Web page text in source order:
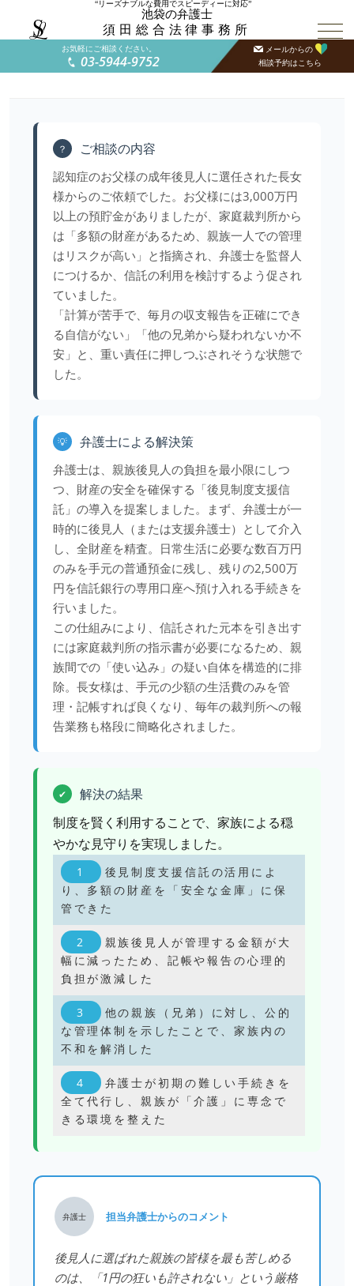
須田総合法律事務所
“リーズナブルな費用でスピーディーに対応”
池袋の弁護士
お気軽にご相談ください。
03-5944-9752
メールからの
相談予約はこちら
？ ご相談の内容
認知症のお父様の成年後見人に選任された長女
様からのご依頼でした。お父様には3,000万円
以上の預貯金がありましたが、家庭裁判所から
は「多額の財産があるため、親族一人での管理
はリスクが高い」と指摘され、弁護士を監督人
につけるか、信託の利用を検討するよう促され
ていました。
「計算が苦手で、毎月の収支報告を正確にでき
る自信がない」「他の兄弟から疑われないか不
安」と、重い責任に押しつぶされそうな状態で
した。
💡 弁護士による解決策
弁護士は、親族後見人の負担を最小限にしつ
つ、財産の安全を確保する「後見制度支援信
託」の導入を提案しました。まず、弁護士が一
時的に後見人（または支援弁護士）として介入
し、全財産を精査。日常生活に必要な数百万円
のみを手元の普通預金に残し、残りの2,500万
円を信託銀行の専用口座へ預け入れる手続きを
行いました。
この仕組みにより、信託された元本を引き出す
には家庭裁判所の指示書が必要になるため、親
族間での「使い込み」の疑い自体を構造的に排
除。長女様は、手元の少額の生活費のみを管
理・記帳すれば良くなり、毎年の裁判所への報
告業務も格段に簡略化されました。
✔
解決の結果
制度を賢く利用することで、家族による穏
やかな見守りを実現しました。
後見制度支援信託の活用によ
り、多額の財産を「安全な金庫」に保
管できた
親族後見人が管理する金額が大
幅に減ったため、記帳や報告の心理的
負担が激減した
他の親族（兄弟）に対し、公的
な管理体制を示したことで、家族内の
不和を解消した
弁護士が初期の難しい手続きを
全て代行し、親族が「介護」に専念で
きる環境を整えた
弁護士 担当弁護士からのコメント
後見人に選ばれた親族の皆様を最も苦しめる
のは、「1円の狂いも許されない」という厳格